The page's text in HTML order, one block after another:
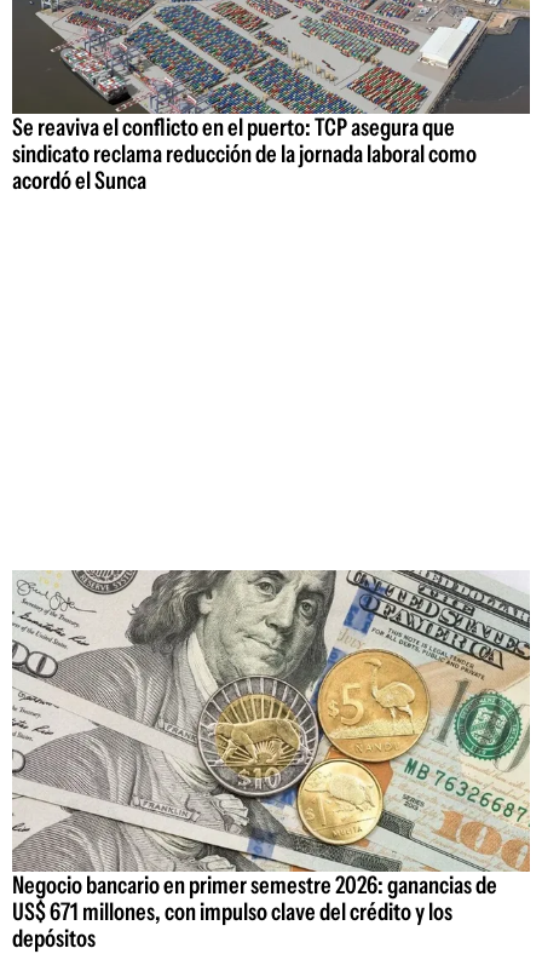
Se reaviva el conflicto en el puerto: TCP asegura que
sindicato reclama reducción de la jornada laboral como
acordó el Sunca
Negocio bancario en primer semestre 2026: ganancias de
US$ 671 millones, con impulso clave del crédito y los
depósitos